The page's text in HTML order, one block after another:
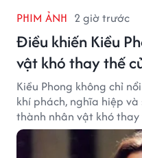
PHIM ẢNH 2 giờ trước
Điều khiến Kiều
vật khó thay thế
Kiều Phong không chỉ
khí phách, nghĩa hiệp
thành nhân vật khó